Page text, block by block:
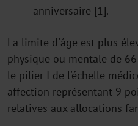
anniversaire [1].
La limite d'âge est plus
physique ou mentale de
le pilier I de l'échelle
affection représentant 9
relatives aux allocations